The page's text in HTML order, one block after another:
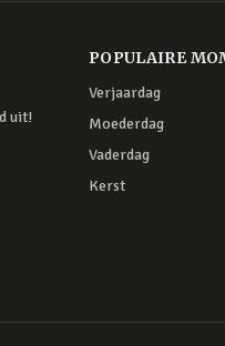
uit!
POPULAIRE
Verjaardag
Moederdag
Vaderdag
Kerst